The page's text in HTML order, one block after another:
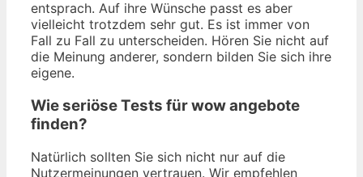
entsprach. Auf ihre Wünsche passt es aber
vielleicht trotzdem sehr gut. Es ist immer von
Fall zu Fall zu unterscheiden. Hören Sie nicht auf
die Meinung anderer, sondern bilden Sie sich ihre
eigene.
Wie seriöse Tests für wow angebote
finden?
Natürlich sollten Sie sich nicht nur auf die
Nutzermeinungen vertrauen. Wir empfehlen